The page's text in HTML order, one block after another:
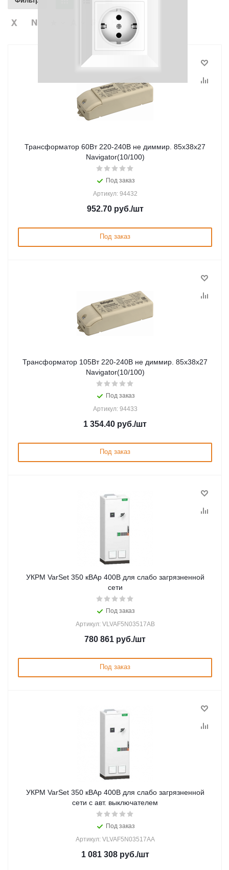
Трансформатор 60Вт 220-240В не диммир. 85х38х27
Navigator(10/100)
Под заказ
Артикул: 94432
952.70руб./шт
Под заказ
Трансформатор 105Вт 220-240В не диммир. 85х38х27
Navigator(10/100)
Под заказ
Артикул: 94433
1 354.40 руб./шт
Под заказ
УКРМ VarSet 350 кВАр 400В для слабо загрязненной
сети
Под заказ
Артикул: VLVAF5N03517AB
780 861 руб./шт
Под заказ
УКРМ VarSet 350 кВАр 400В для слабо загрязненной
сети с авт. выключателем
Под заказ
Артикул: VLVAF5N03517AA
1 081 308руб./шт